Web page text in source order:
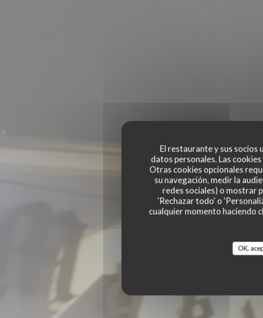
El restaurante y sus socios
datos personales. Las
Otras cookies opcionales
su navegación, medir la
redes sociales) o mostrar
'Rechazar todo' o
cualquier momento haciendo
OK,
FORT
FORT MARDI CLOS